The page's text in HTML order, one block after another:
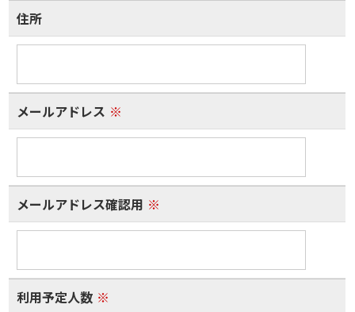
住所
メールアドレス ※
メールアドレス確認用 ※
利用予定人数 ※